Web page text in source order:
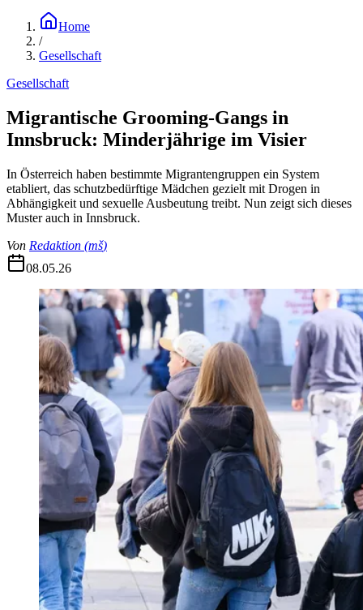
Home
/
Gesellschaft
Gesellschaft
Migrantische Grooming-Gangs in
Innsbruck: Minderjährige im Visier
In Österreich haben bestimmte Migrantengruppen ein System
etabliert, das schutzbedürftige Mädchen gezielt mit Drogen in
Abhängigkeit und sexuelle Ausbeutung treibt. Nun zeigt sich dieses
Muster auch in Innsbruck.
Von Redaktion (mš)
08.05.26